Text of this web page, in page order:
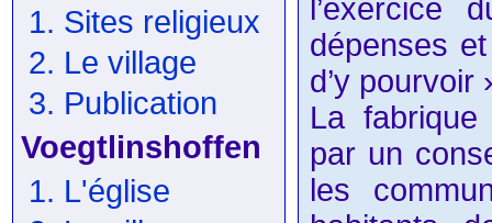
1. Sites religieux
2. Le village
3. Publication
Voegtlinshoffen
1. L'église
l’exercice
dépenses
d’y pourvoir
La fabrique
par un
les